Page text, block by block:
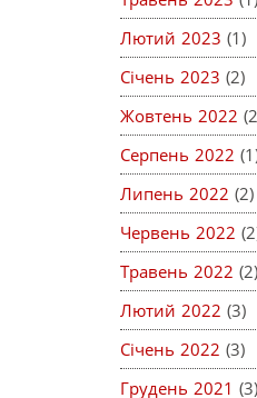
Лютий 2023 (1)
Січень 2023 (2)
Жовтень 2022
Серпень 2022
Липень 2022 (2)
Червень 2022
Травень 2022 (2)
Лютий 2022 (3)
Січень 2022 (3)
Грудень 2021 (3)